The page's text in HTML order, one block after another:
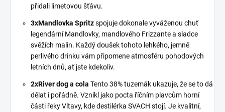
přidali limetovou šťávu.
3xMandlovka Spritzspojuje dokonale vyváženou chuť
legendární Mandlovky, mandlového Frizzante a sladce
svěžích malin. Každý doušek tohoto lehkého, jemně
perlivého drinku vám připomene atmosféru pohodových
letních dnů, ať jste kdekoliv.
2xRiver dog a cola Tento 38% tuzemák ukazuje, že se to dá
dělat i pořádně. Vznikl jako pocta říčním plavcům horní
části řeky Vltavy, kde destilérka SVACH stojí. Je kvalitní,